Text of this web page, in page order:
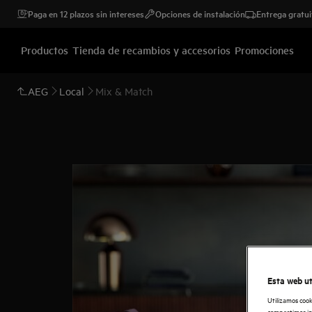
Paga en 12 plazos sin intereses Opciones de instalación Entrega
Productos Tienda de recambios y accesorios Promociones
AEG Local Mix & Match
Esta web
Utilizamos